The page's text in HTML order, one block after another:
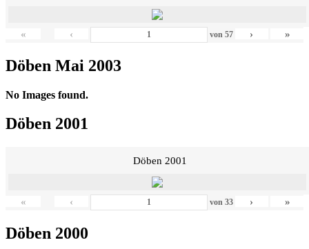
« ‹ von 57 › »
Döben Mai 2003
No Images found.
Döben 2001
Döben 2001
« ‹ von 33 › »
Döben 2000